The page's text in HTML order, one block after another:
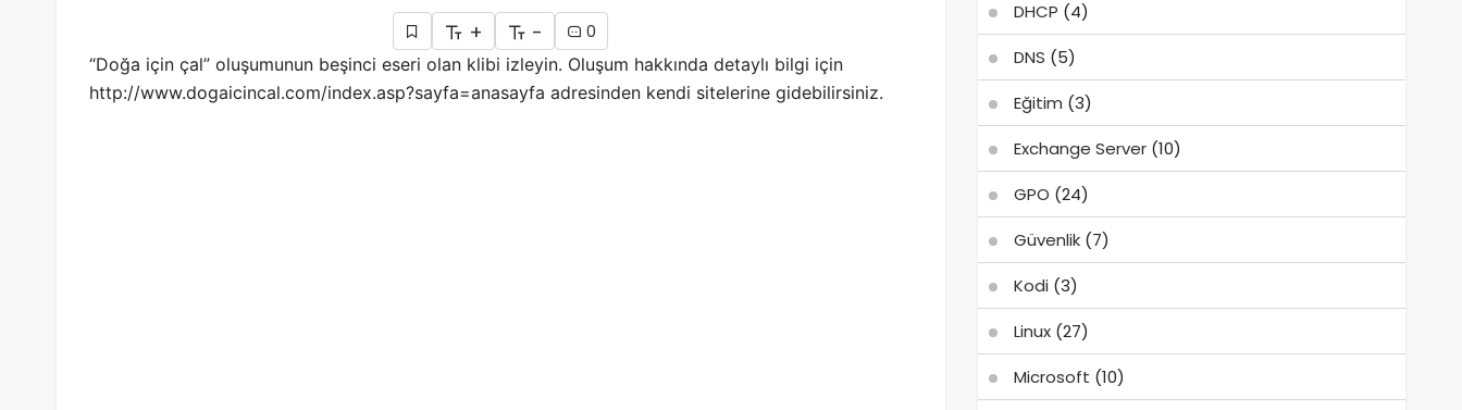
+ -
0
“Doğa için çal” oluşumunun beşinci eseri olan klibi izleyin. Oluşum hakkında detaylı bilgi için
http://www.dogaicincal.com/index.asp?sayfa=anasayfa adresinden kendi sitelerine gidebilirsiniz.
DHCP (4)
DNS (5)
Eğitim (3)
Exchange Server(10)
GPO (24)
Güvenlik(7)
Kodi (3)
Linux(27)
Microsoft (10)